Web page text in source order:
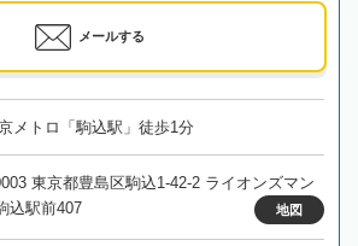
メールする
メトロ「駒込駅」徒歩1分
東京都豊島区駒込1-42-2 ライオンズマン
込駅前407
地図